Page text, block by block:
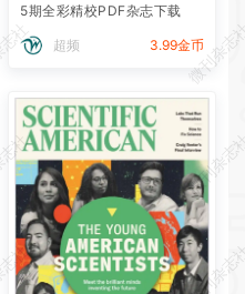
5期全彩精校PDF杂志下载
超频 3.99金币
社
微刊杂
社
微刊杂
社
微刊杂